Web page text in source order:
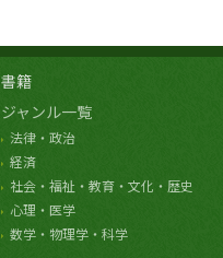
書籍
ジャンル一覧
法律・政治
経済
社会・福祉・教育・文化・歴史
心理・医学
数学・物理学・科学